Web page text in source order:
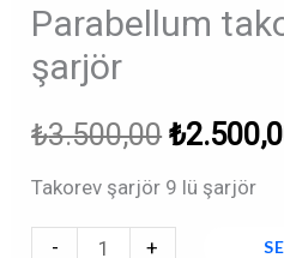
Parabellum
şarjör
₺3.500,00 ₺
Takorev şarjör 9 lü şarjör
- +